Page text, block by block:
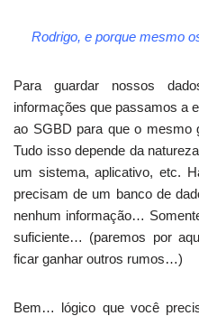
Rodrigo, e porque mesmo
Para guardar nossos
informações que passamos a
ao SGBD para que o mesmo
Tudo isso depende da
um sistema, aplicativo, etc.
precisam de um banco de
nenhum informação…
suficiente… (paremos por
ficar ganhar outros rumos…)
Bem… lógico que você